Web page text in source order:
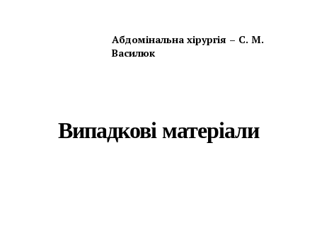
Абдомінальна хірургія – С. М.
Василюк
Випадкові матеріали